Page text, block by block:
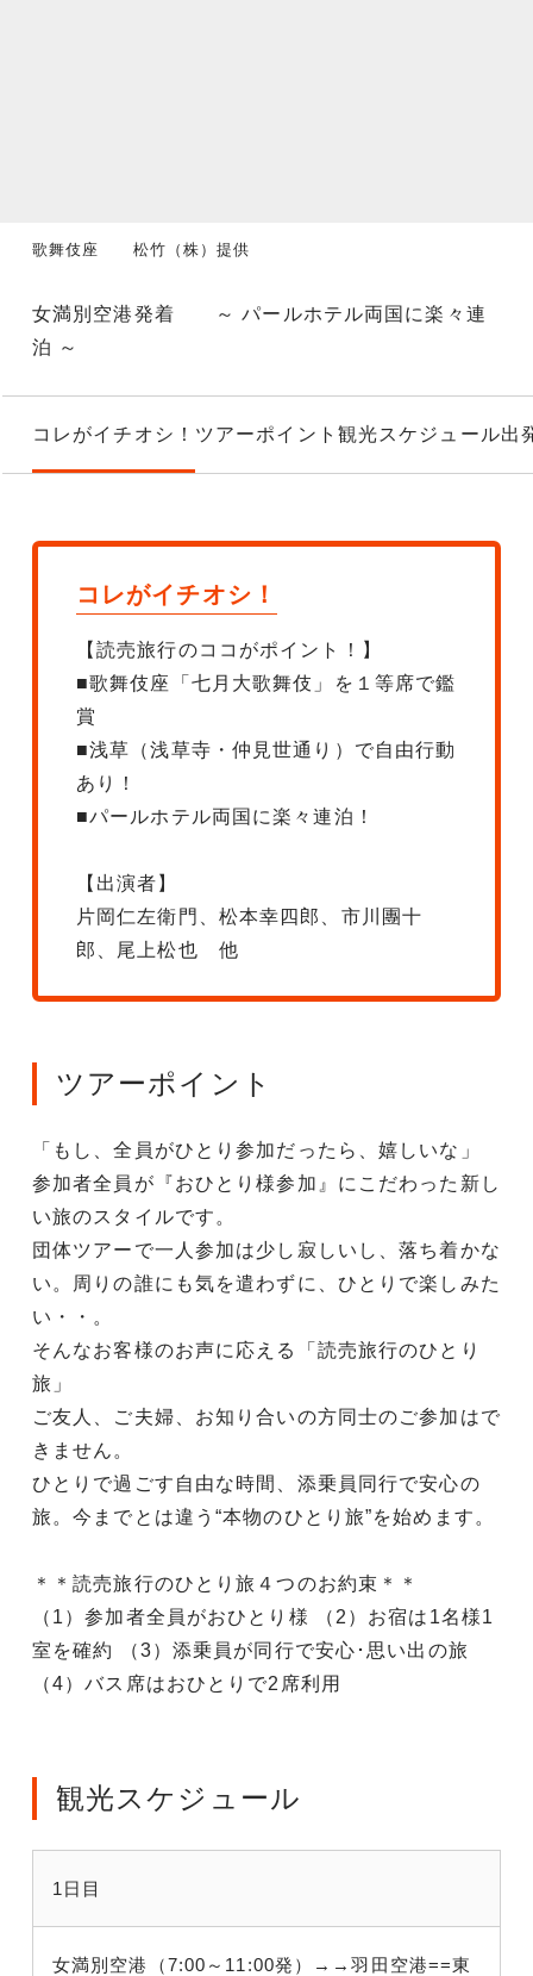
歌舞伎座 松竹（株）提供
女満別空港発着 ～ パールホテル両国に楽々連
泊 ～
コレがイチオシ！ ツアーポイント 観光スケジュール出
コレがイチオシ！
【読売旅行のココがポイント！】
■歌舞伎座「七月大歌舞伎」を１等席で鑑
賞
■浅草（浅草寺・仲見世通り）で自由行動
あり！
■パールホテル両国に楽々連泊！
【出演者】
片岡仁左衛門、松本幸四郎、市川團十
郎、尾上松也 他
ツアーポイント
「もし、全員がひとり参加だったら、嬉しいな」
参加者全員が『おひとり様参加』にこだわった新し
い旅のスタイルです。
団体ツアーで一人参加は少し寂しいし、落ち着かな
い。周りの誰にも気を遣わずに、ひとりで楽しみた
い・・。
そんなお客様のお声に応える「読売旅行のひとり
旅」
ご友人、ご夫婦、お知り合いの方同士のご参加はで
きません。
ひとりで過ごす自由な時間、添乗員同行で安心の
旅。今までとは違う“本物のひとり旅”を始めます。
＊＊読売旅行のひとり旅４つのお約束＊＊
（1）参加者全員がおひとり様 （2）お宿は1名様1
室を確約 （3）添乗員が同行で安心･思い出の旅
（4）バス席はおひとりで2席利用
観光スケジュール
1日目
女満別空港（7:00～11:00発）→→羽田空港==東